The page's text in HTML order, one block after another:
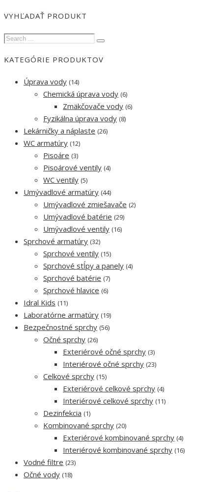
VYHĽADAŤ PRODUKT
KATEGÓRIE PRODUKTOV
Úprava vody (14)
Chemická úprava vody (6)
Zmäkčovače vody (6)
Fyzikálna úprava vody (8)
Lekárničky a náplaste (26)
WC armatúry (12)
Pisoáre (3)
Pisoárové ventily (4)
WC ventily (5)
Umývadlové armatúry (44)
Umývadlové zmiešavače (2)
Umývadlové batérie (29)
Umývadlové ventily (16)
Sprchové armatúry (32)
Sprchové ventily (15)
Sprchové stĺpy a panely (4)
Sprchové batérie (7)
Sprchové hlavice (6)
Idral Kids (11)
Laboratórne armatúry (19)
Bezpečnostné sprchy (56)
Očné sprchy (26)
Exteriérové očné sprchy (3)
Interiérové očné sprchy (23)
Celkové sprchy (15)
Exteriérové celkové sprchy (4)
Interiérové celkové sprchy (11)
Dezinfekcia (1)
Kombinované sprchy (20)
Exteriérové kombinované sprchy (4)
Interiérové kombinované sprchy (16)
Vodné filtre (23)
Očné vody (18)